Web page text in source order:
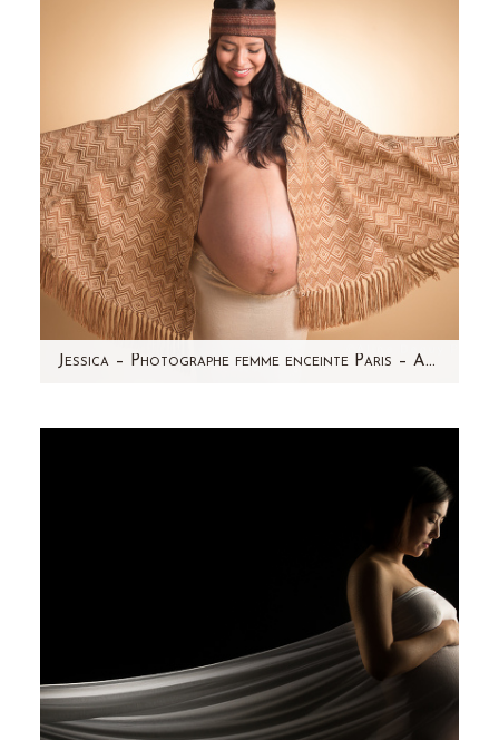
pèle...c'est Maëva…
Jessica – Photographe femme enceinte Paris – Aline Deguy